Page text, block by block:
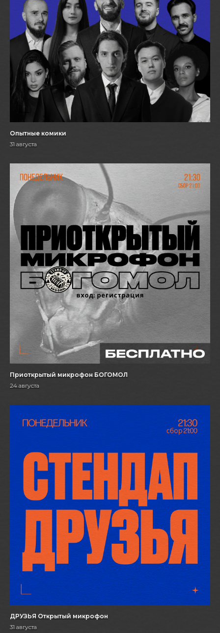
Опытные комики
31 августа
Приоткрытый микрофон БОГОМОЛ
24 августа
ДРУЗЬЯ Открытый микрофон
31 августа